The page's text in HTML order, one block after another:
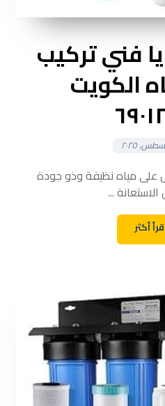
فني تركيب
الكويت
على مياه نظيفة وذو جودة
...
أكثر